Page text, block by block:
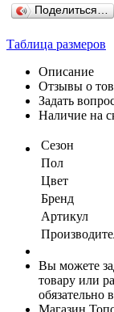
Поделиться…
Таблица размеров
Описание
Отзывы о
Задать
Наличие на
Сезон
Пол
Цвет
Бренд
Артикул
Вы можете
товару или
обязательно
Магазин